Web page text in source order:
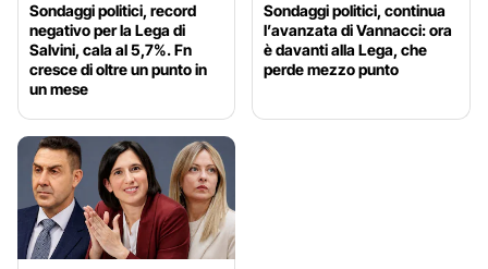
Sondaggi politici, record
negativo per la Lega di
Salvini, cala al 5,7%. Fn
cresce di oltre un punto in
un mese
Sondaggi politici, continua
l’avanzata di Vannacci: ora
è davanti alla Lega, che
perde mezzo punto